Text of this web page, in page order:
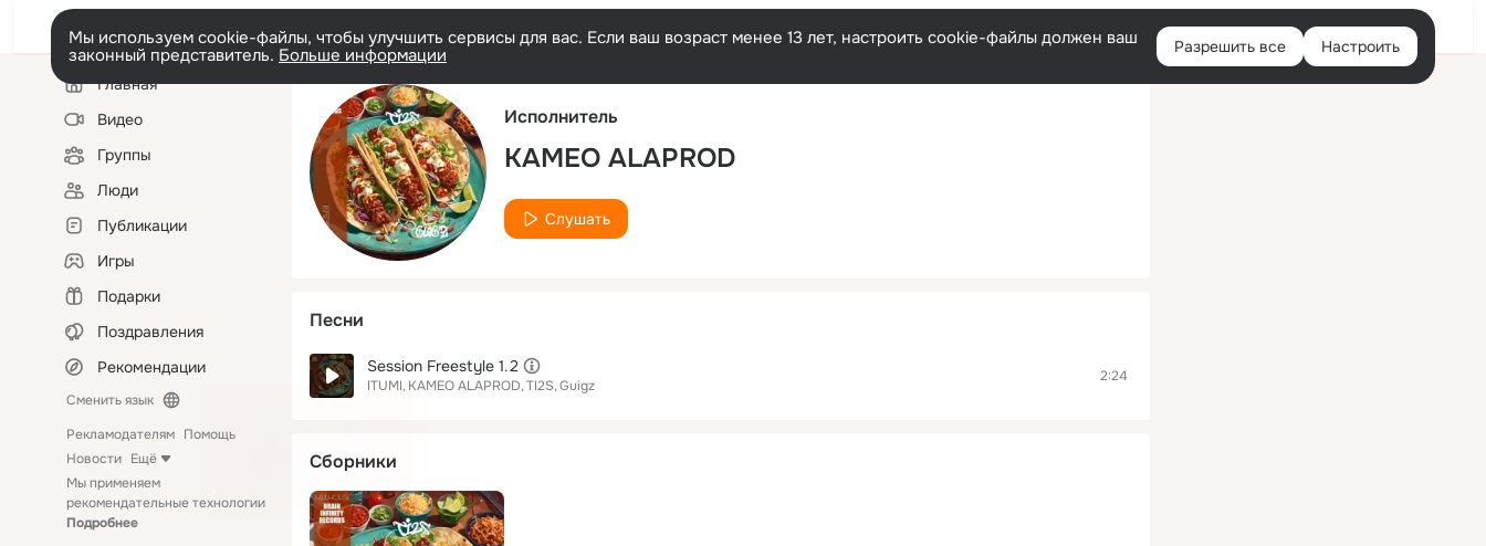
Русский Войти
Мы используем cookie-файлы, чтобы улучшить сервисы для вас. Если ваш возраст менее 13 лет, настроить cookie-файлы должен ваш
законный представитель. Больше информации Разрешить все Настроить
Левая
колонкаГлавная
Видео
Группы
Люди
Публикации
Игры
Подарки
Поздравления
Рекомендации
Сменить язык
Рекламодателям Помощь
Новости Ещё
Мы применяем
рекомендательные технологии
Подробнее
Исполнитель
KAMEO ALAPROD
Слушать
Песни
Session Freestyle 1.2
ITUMI KAMEO ALAPROD TI2S Guigz
2:24
Сборники